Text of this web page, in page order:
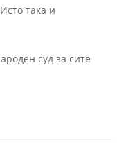
така и
суд за сите